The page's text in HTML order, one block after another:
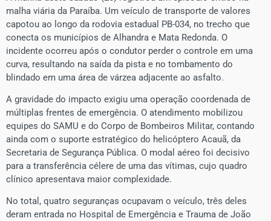
malha viária da Paraíba. Um veículo de transporte de valores
capotou ao longo da rodovia estadual PB-034, no trecho que
conecta os municípios de Alhandra e Mata Redonda. O
incidente ocorreu após o condutor perder o controle em uma
curva, resultando na saída da pista e no tombamento do
blindado em uma área de várzea adjacente ao asfalto.
A gravidade do impacto exigiu uma operação coordenada de
múltiplas frentes de emergência. O atendimento mobilizou
equipes do SAMU e do Corpo de Bombeiros Militar, contando
ainda com o suporte estratégico do helicóptero Acauã, da
Secretaria de Segurança Pública. O modal aéreo foi decisivo
para a transferência célere de uma das vítimas, cujo quadro
clínico apresentava maior complexidade.
No total, quatro seguranças ocupavam o veículo, três deles
deram entrada no Hospital de Emergência e Trauma de João